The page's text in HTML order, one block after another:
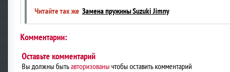
Читайте так же Замена пружины Suzuki Jimny
Комментарии:
Оставьте комментарий
Вы должны бытьавторизованы чтобы оставить комментарий